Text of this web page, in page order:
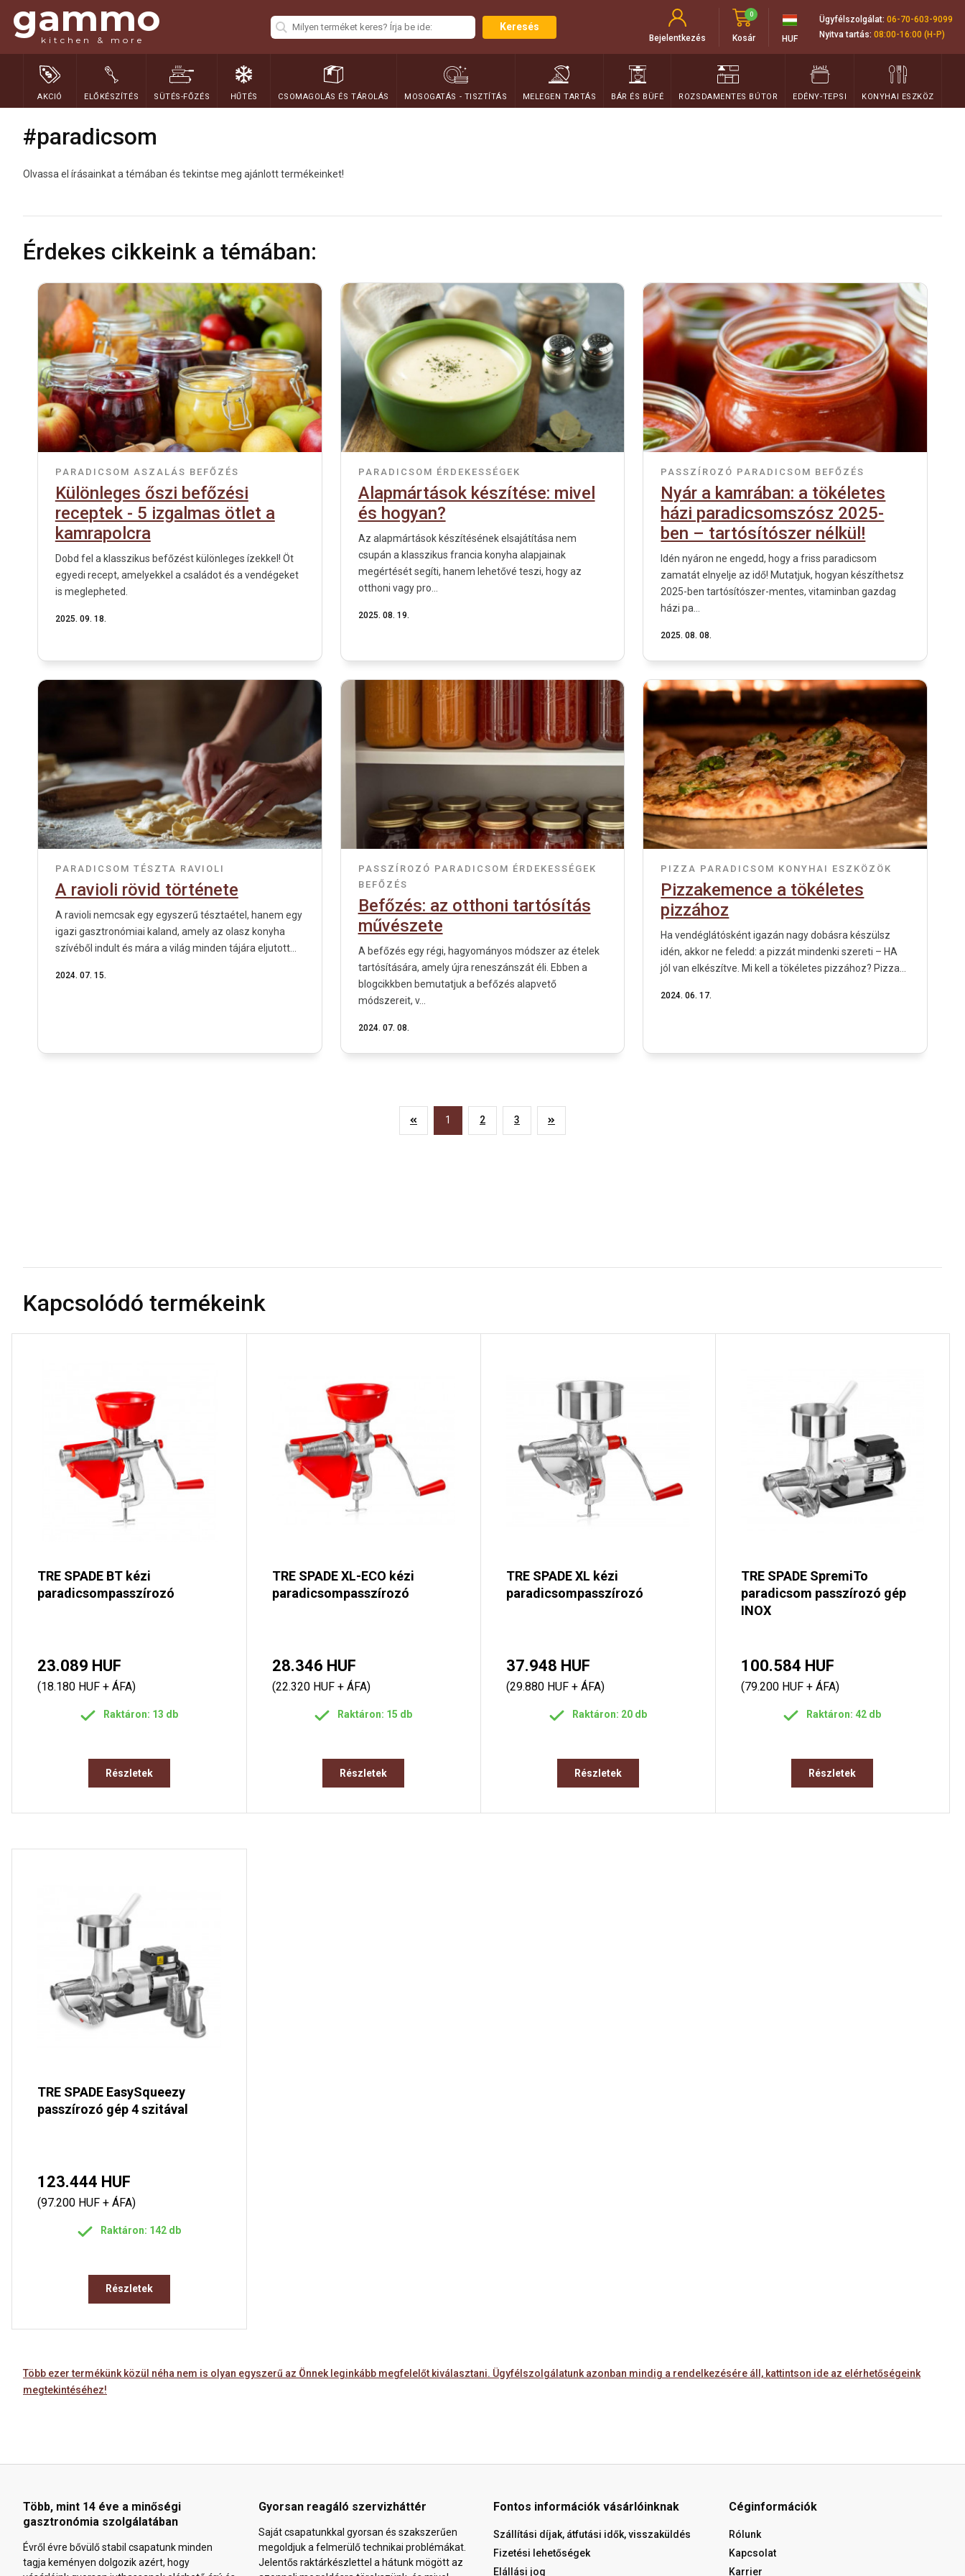
gammo
kitchen & more
Keresés
Bejelentkezés Kosár
0
HUF
Ügyfélszolgálat: 06-70-603-9099
Nyitva tartás: 08:00-16:00 (H-P)
AKCIÓ ELŐKÉSZÍTÉS SÜTÉS-FŐZÉS HŰTÉS CSOMAGOLÁS ÉS TÁROLÁS MOSOGATÁS - TISZTÍTÁS MELEGEN TARTÁS BÁR ÉS BÜFÉ ROZSDAMENTES BÚTOR EDÉNY-TEPSI KONYHAI ESZKÖZ
#paradicsom
Olvassa el írásainkat a témában és tekintse meg ajánlott termékeinket!
Érdekes cikkeink a témában:
PARADICSOM ASZALÁS BEFŐZÉS
Különleges őszi befőzési
receptek - 5 izgalmas ötlet a
kamrapolcra
Dobd fel a klasszikus befőzést különleges ízekkel! Öt
egyedi recept, amelyekkel a családot és a vendégeket
is meglepheted.
2025. 09. 18.
PARADICSOM ÉRDEKESSÉGEK
Alapmártások készítése: mivel
és hogyan?
Az alapmártások készítésének elsajátítása nem
csupán a klasszikus francia konyha alapjainak
megértését segíti, hanem lehetővé teszi, hogy az
otthoni vagy pro...
2025. 08. 19.
PASSZÍROZÓ PARADICSOM BEFŐZÉS
Nyár a kamrában: a tökéletes
házi paradicsomszósz 2025-
ben – tartósítószer nélkül!
Idén nyáron ne engedd, hogy a friss paradicsom
zamatát elnyelje az idő! Mutatjuk, hogyan készíthetsz
2025-ben tartósítószer-mentes, vitaminban gazdag
házi pa...
2025. 08. 08.
PARADICSOM TÉSZTA RAVIOLI
A ravioli rövid története
A ravioli nemcsak egy egyszerű tésztaétel, hanem egy
igazi gasztronómiai kaland, amely az olasz konyha
szívéből indult és mára a világ minden tájára eljutott...
2024. 07. 15.
PASSZÍROZÓ PARADICSOM ÉRDEKESSÉGEK
BEFŐZÉS
Befőzés: az otthoni tartósítás
művészete
A befőzés egy régi, hagyományos módszer az ételek
tartósítására, amely újra reneszánszát éli. Ebben a
blogcikkben bemutatjuk a befőzés alapvető
módszereit, v...
2024. 07. 08.
PIZZA PARADICSOM KONYHAI ESZKÖZÖK
Pizzakemence a tökéletes
pizzához
Ha vendéglátósként igazán nagy dobásra készülsz
idén, akkor ne feledd: a pizzát mindenki szereti – HA
jól van elkészítve. Mi kell a tökéletes pizzához? Pizza...
2024. 06. 17.
1 2 3
Kapcsolódó termékeink
TRE SPADE BT kézi
paradicsompasszírozó
23.089 HUF
(18.180 HUF + ÁFA)
Raktáron: 13 db
Részletek
TRE SPADE XL-ECO kézi
paradicsompasszírozó
28.346 HUF
(22.320 HUF + ÁFA)
Raktáron: 15 db
Részletek
TRE SPADE XL kézi
paradicsompasszírozó
37.948 HUF
(29.880 HUF + ÁFA)
Raktáron: 20 db
Részletek
TRE SPADE SpremiTo
paradicsom passzírozó gép
INOX
100.584 HUF
(79.200 HUF + ÁFA)
Raktáron: 42 db
Részletek
TRE SPADE EasySqueezy
passzírozó gép 4 szitával
123.444 HUF
(97.200 HUF + ÁFA)
Raktáron: 142 db
Részletek
Több ezer termékünk közül néha nem is olyan egyszerű az Önnek leginkább megfelelőt kiválasztani. Ügyfélszolgálatunk azonban mindig a rendelkezésére áll, kattintson ide az elérhetőségeink
megtekintéséhez!
Több, mint 14 éve a minőségi
gasztronómia szolgálatában
Évről évre bővülő stabil csapatunk minden
tagja keményen dolgozik azért, hogy
Gyorsan reagáló szervizháttér
Saját csapatunkkal gyorsan és szakszerűen
megoldjuk a felmerülő technikai problémákat.
Jelentős raktárkészlettel a hátunk mögött az
Fontos információk vásárlóinknak
Szállítási díjak, átfutási idők, visszaküldés
Fizetési lehetőségek
Elállási jog
Céginformációk
Rólunk
Kapcsolat
Karrier